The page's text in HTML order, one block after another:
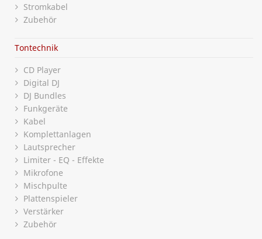
Stromkabel
Zubehör
Tontechnik
CD Player
Digital DJ
DJ Bundles
Funkgeräte
Kabel
Komplettanlagen
Lautsprecher
Limiter - EQ - Effekte
Mikrofone
Mischpulte
Plattenspieler
Verstärker
Zubehör